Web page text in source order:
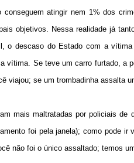
atingir nem 1% dos
objetivos. Nessa realidade já
o descaso do Estado com a
vítima. Se teve um carro furtado, a
viajou; se um trombadinha assalta
mais maltratadas por policiais
foi pela janela); como pode
não foi o único assaltado; temos